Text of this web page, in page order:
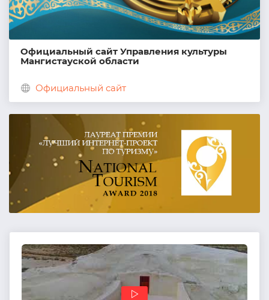
Официальный сайт Управления культуры
Мангистауской области
Официальный сайт